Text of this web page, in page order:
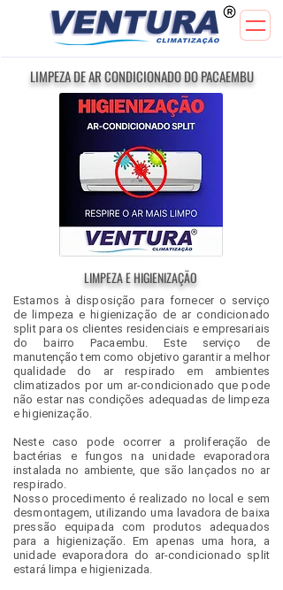
LIMPEZA DE AR CONDICIONADO DO PACAEMBU
LIMPEZA E HIGIENIZAÇÃO
Estamos à disposição para fornecer o serviço
de limpeza e higienização de ar condicionado
split para os clientes residenciais e empresariais
do bairro Pacaembu. Este serviço de
manutenção tem como objetivo garantir a melhor
qualidade do ar respirado em ambientes
climatizados por um ar-condicionado que pode
não estar nas condições adequadas de limpeza
e higienização.
Neste caso pode ocorrer a proliferação de
bactérias e fungos na unidade evaporadora
instalada no ambiente, que são lançados no ar
respirado.
Nosso procedimento é realizado no local e sem
desmontagem, utilizando uma lavadora de baixa
pressão equipada com produtos adequados
para a higienização. Em apenas uma hora, a
unidade evaporadora do ar-condicionado split
estará limpa e higienizada.